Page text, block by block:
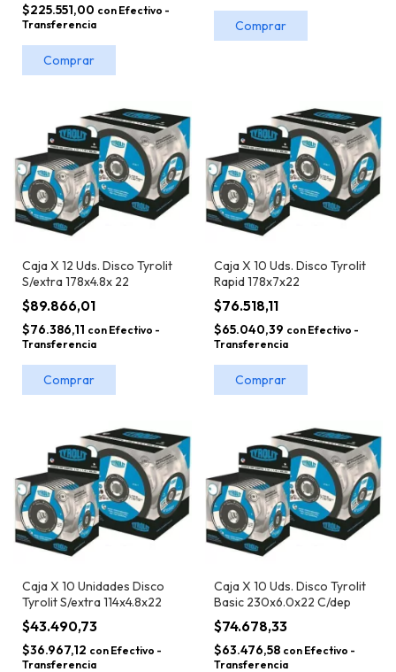
$225.551,00 con Efectivo -
Transferencia
Caja X 12 Uds. Disco Tyrolit
S/extra 178x4.8x 22
$89.866,01
$76.386,11 con Efectivo -
Transferencia
Caja X 10 Uds. Disco Tyrolit
Rapid 178x7x22
$76.518,11
$65.040,39 con Efectivo -
Transferencia
Caja X 10 Unidades Disco
Tyrolit S/extra 114x4.8x22
$43.490,73
$36.967,12 con Efectivo -
Transferencia
Caja X 10 Uds. Disco Tyrolit
Basic 230x6.0x22 C/dep
$74.678,33
$63.476,58 con Efectivo -
Transferencia